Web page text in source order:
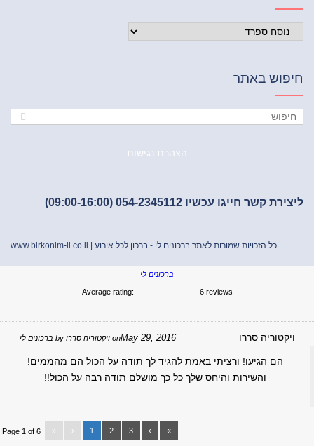
באתר
הצהרת נגישות
קשר חייגו עכשיו 054-2345112 (09:00-16:00)
כל הזכויות שמורות לאתר ברכונים לי - ברכון לכל אירוע |www.birkonim-li.co.il
ברכונים לי
Average rating: 6 reviews
סררו May 29, 2016
byויקטוריה סררוon ברכונים לי
הם הגיעו! ורציתי באמת להגיד לך תודה על הכול הם מהממים!
והשירות והיחס שלך כל כך מושלם תודה רבה על הכול!!
Page 1 of 6: 1 2